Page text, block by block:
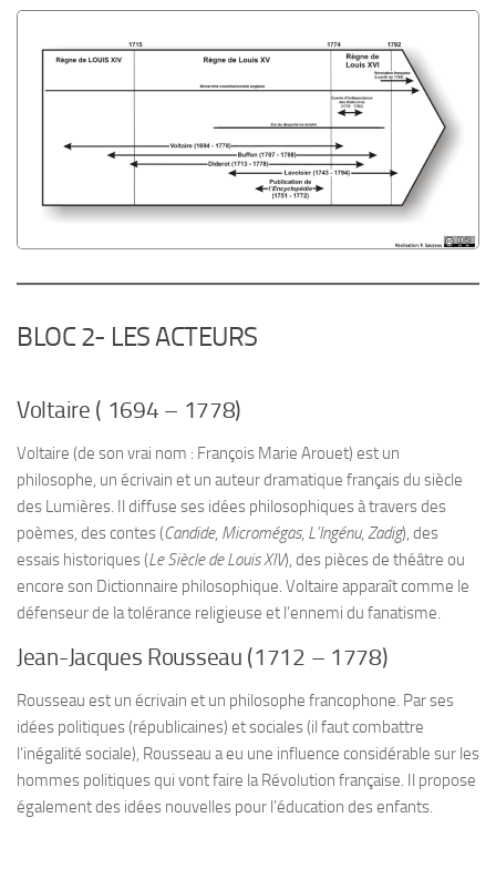
BLOC 2- LES ACTEURS
Voltaire ( 1694 – 1778)
Voltaire (de son vrai nom : François Marie Arouet) est un
philosophe, un écrivain et un auteur dramatique français du siècle
des Lumières. Il diffuse ses idées philosophiques à travers des
poèmes, des contes (Candide, Micromégas, L’Ingénu, Zadig), des
essais historiques (Le Siècle de Louis XIV), des pièces de théâtre ou
encore son Dictionnaire philosophique. Voltaire apparaît comme le
défenseur de la tolérance religieuse et l’ennemi du fanatisme.
Jean-Jacques Rousseau (1712 – 1778)
Rousseau est un écrivain et un philosophe francophone. Par ses
idées politiques (républicaines) et sociales (il faut combattre
l’inégalité sociale), Rousseau a eu une influence considérable sur les
hommes politiques qui vont faire la Révolution française. Il propose
également des idées nouvelles pour l’éducation des enfants.